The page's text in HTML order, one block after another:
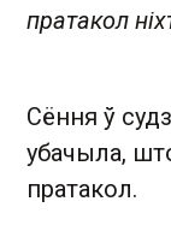
пратакол
Сёння ў
убачыла,
пратакол.